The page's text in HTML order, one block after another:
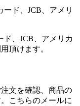
、JCB、アメリカ
頂けます。
文を確認、商品の
こちらのメールに